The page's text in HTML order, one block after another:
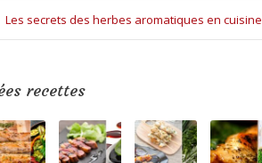
Les secrets des herbes aromatiques en cuisine
recettes